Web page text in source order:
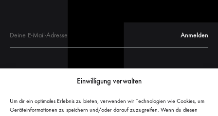
Einwilligung verwalten
Um dir ein optimales Erlebnis zu bieten, verwenden wir Technologien wie Cookies, um
Geräteinformationen zu speichern und/oder darauf zuzugreifen. Wenn du diesen
Glasschiebetüren
Glasschiebetür Maße